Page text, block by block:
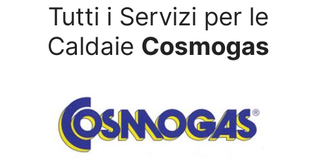
Tutti i Servizi per le
Caldaie Cosmogas